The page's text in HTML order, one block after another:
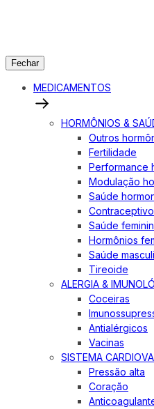
Fechar
MEDICAMENTOS
HORMÔNIOS &
Outros
Fertilidade
Performance
Modulação
Saúde
Saúde
Hormônios
Saúde
Tireoide
ALERGIA &
Coceiras
Antialérgicos
Vacinas
SISTEMA
Pressão alta
Coração